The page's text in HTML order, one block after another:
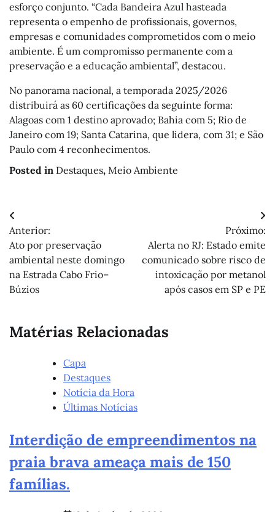
esforço conjunto. “Cada Bandeira Azul hasteada
representa o empenho de profissionais, governos,
empresas e comunidades comprometidos com o meio
ambiente. É um compromisso permanente com a
preservação e a educação ambiental”, destacou.
No panorama nacional, a temporada 2025/2026
distribuirá as 60 certificações da seguinte forma:
Alagoas com 1 destino aprovado; Bahia com 5; Rio de
Janeiro com 19; Santa Catarina, que lidera, com 31; e São
Paulo com 4 reconhecimentos.
Posted in Destaques, Meio Ambiente
Navegação
de
Post
Anterior:
Ato por preservação
ambiental neste domingo
na Estrada Cabo Frio–
Búzios
Próximo:
Alerta no RJ: Estado emite
comunicado sobre risco de
intoxicação por metanol
após casos em SP e PE
Matérias Relacionadas
Capa
Destaques
Notícia da Hora
Últimas Notícias
Interdição de empreendimentos na
praia brava ameaça mais de 150
famílias.